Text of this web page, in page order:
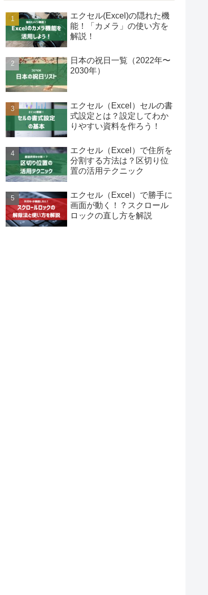
エクセル(Excel)の隠れた機
能！「カメラ」の使い方を
解説！
日本の祝日一覧（2022年〜
2030年）
エクセル（Excel）セルの書
式設定とは？設定してわか
りやすい資料を作ろう！
エクセル（Excel）で住所を
分割する方法は？区切り位
置の活用テクニック
エクセル（Excel）で勝手に
画面が動く！？スクロール
ロックの直し方を解説